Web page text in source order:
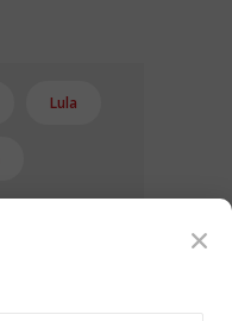
Lula